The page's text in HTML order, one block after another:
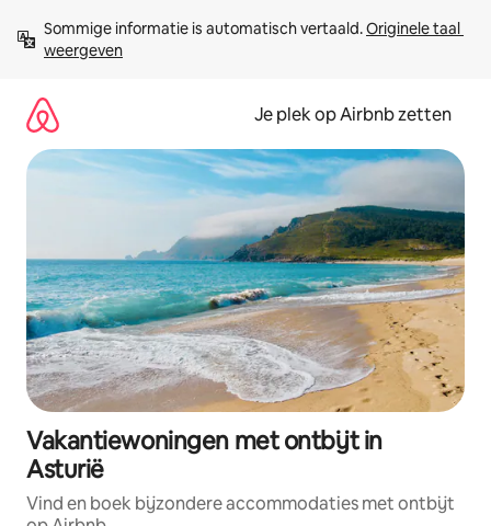
direct
naar
Sommige informatie is automatisch vertaald. Originele taal
weergeven
Je plek op Airbnb zetten
Vakantiewoningen met ontbijt in
Asturië
Vind en boek bijzondere accommodaties met ontbijt